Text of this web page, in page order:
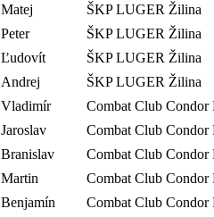
Matej
ŠKP LUGER Žilina
Peter
ŠKP LUGER Žilina
Ľudovít
ŠKP LUGER Žilina
Andrej
ŠKP LUGER Žilina
Vladimír
Combat Club Condor
Jaroslav
Combat Club Condor
Branislav
Combat Club Condor
Martin
Combat Club Condor
Benjamín
Combat Club Condor